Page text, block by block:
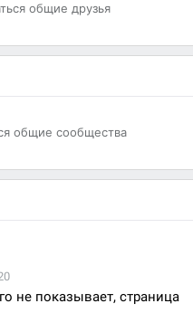
общие друзья
общие сообщества